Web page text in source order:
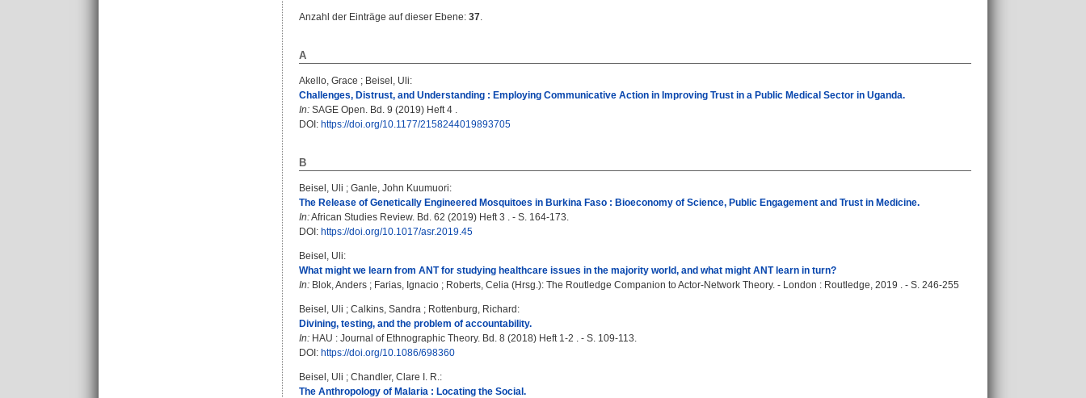
Anzahl der Einträge auf dieser Ebene: 37.
A
Akello, Grace ; Beisel, Uli:
Challenges, Distrust, and Understanding : Employing Communicative Action in Improving Trust in a Public Medical Sector in Uganda.
In: SAGE Open. Bd. 9 (2019) Heft 4 .
DOI: https://doi.org/10.1177/2158244019893705
B
Beisel, Uli ; Ganle, John Kuumuori:
The Release of Genetically Engineered Mosquitoes in Burkina Faso : Bioeconomy of Science, Public Engagement and Trust in Medicine.
In:African Studies Review. Bd. 62 (2019) Heft 3 . - S. 164-173.
DOI: https://doi.org/10.1017/asr.2019.45
Beisel, Uli:
What might we learn from ANT for studying healthcare issues in the majority world, and what might ANT learn in turn?
In: Blok, Anders ; Farias, Ignacio ; Roberts, Celia (Hrsg.): The Routledge Companion to Actor-Network Theory. - London : Routledge, 2019 . - S. 246-255
Beisel, Uli ; Calkins, Sandra ; Rottenburg, Richard :
Divining, testing, and the problem of accountability.
In: HAU : Journal of Ethnographic Theory. Bd. 8 (2018) Heft 1-2 . - S. 109-113.
DOI: https://doi.org/10.1086/698360
Beisel, Uli ; Chandler, Clare I. R.:
The Anthropology of Malaria : Locating the Social.